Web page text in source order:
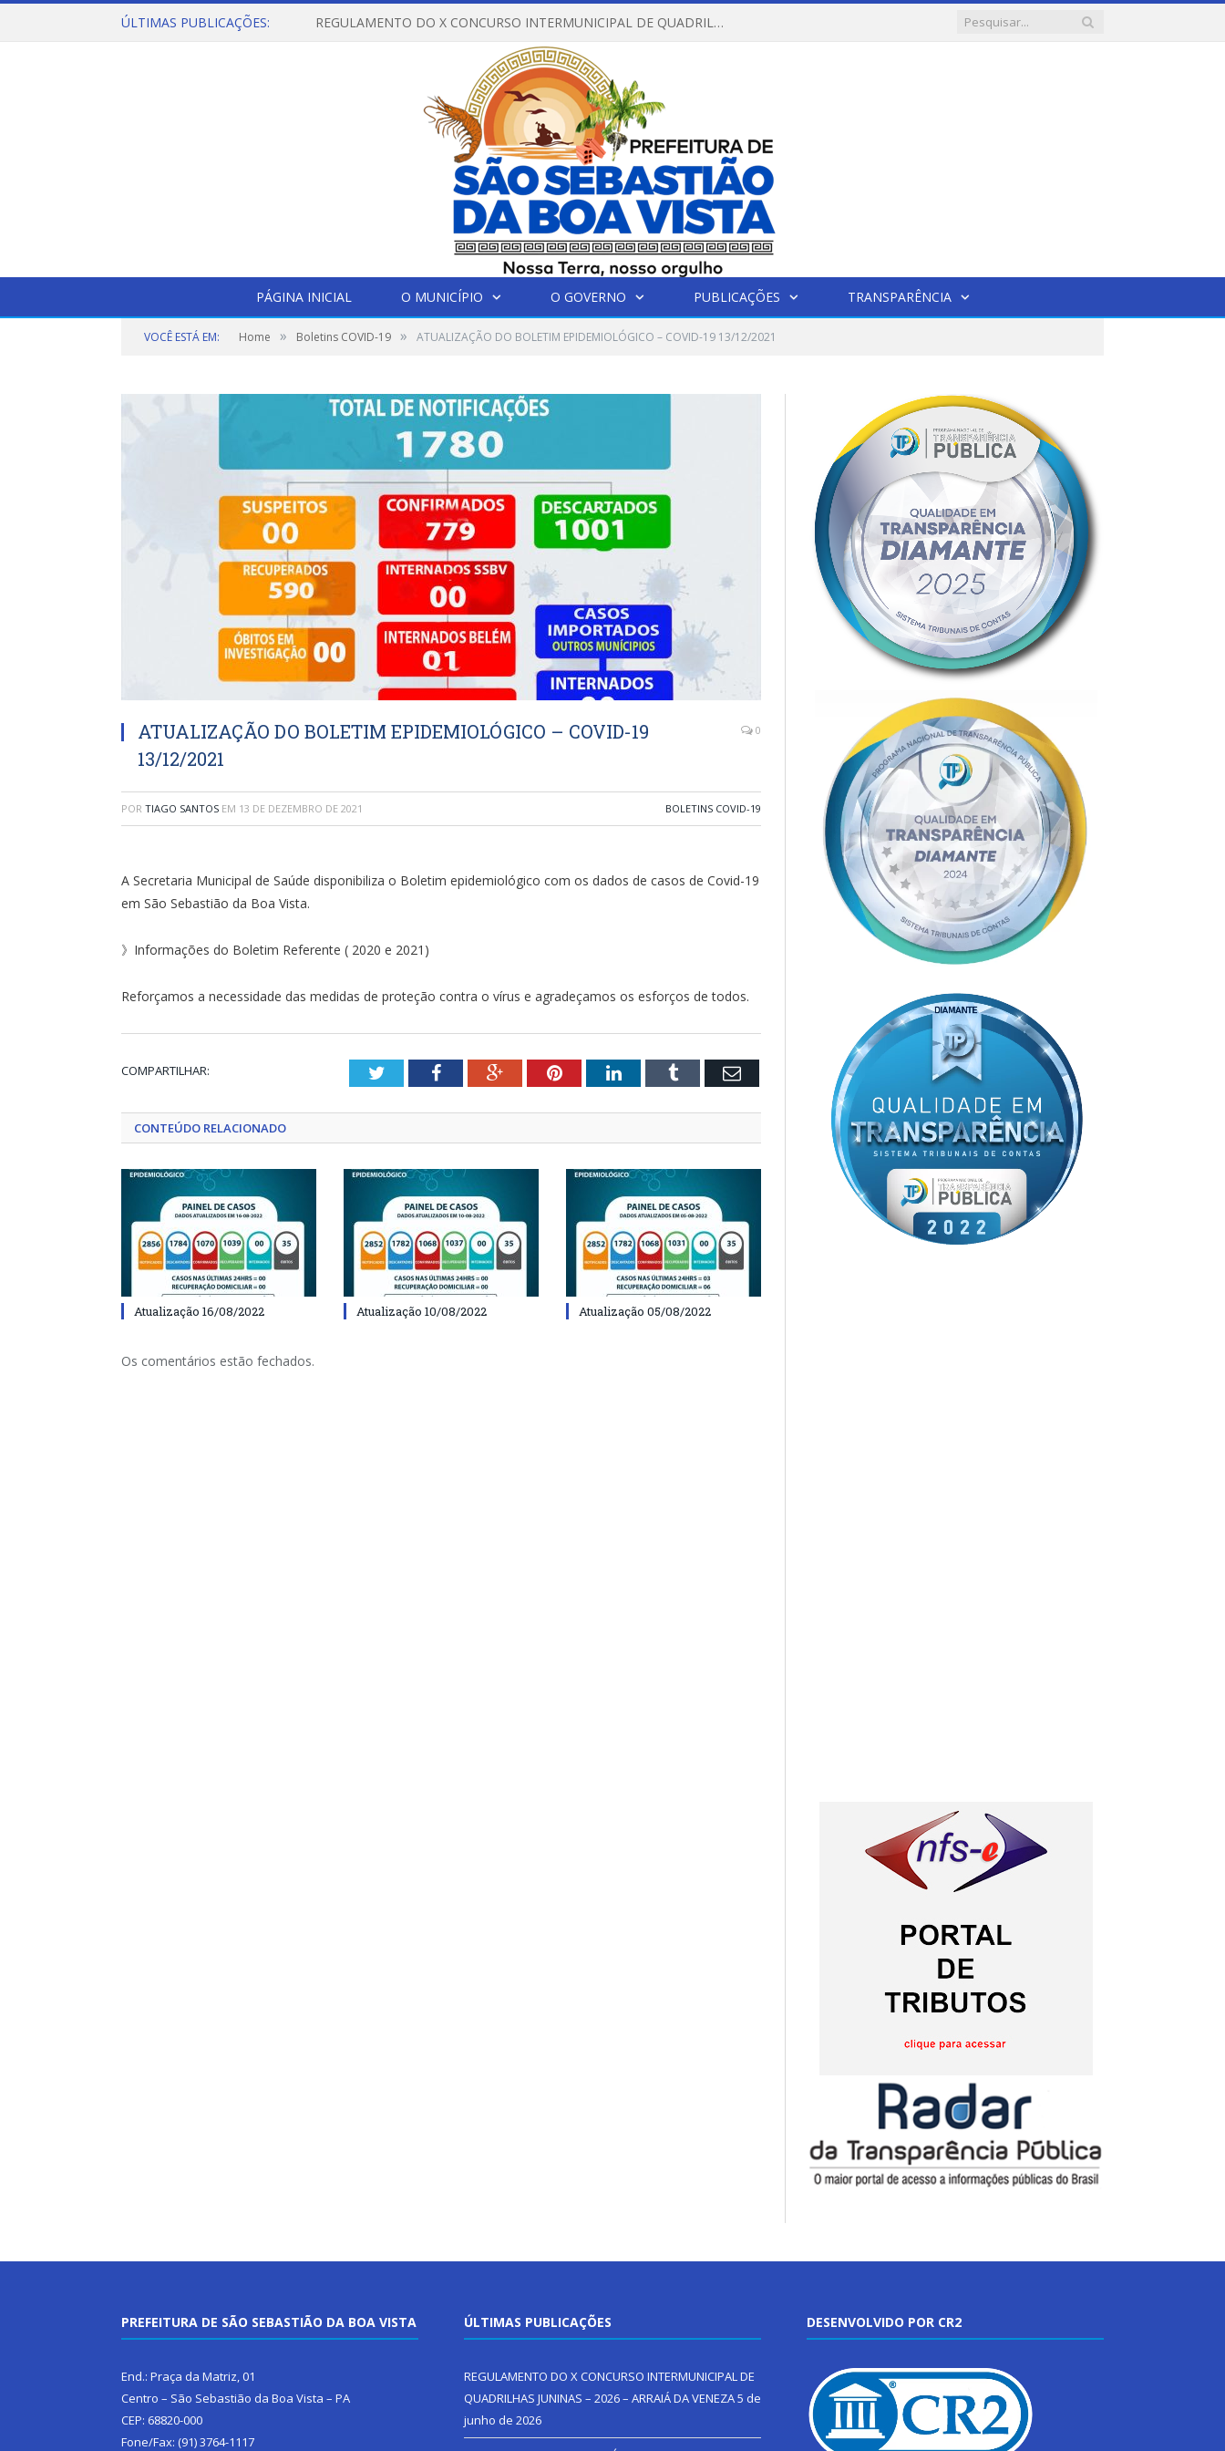
ÚLTIMAS PUBLICAÇÕES: REGULAMENTO DO X CONCURSO INTERMUNICIPAL DE QUADRILHAS JUNINAS – 2026 – ARRAIÁ DA VENEZA
PÁGINA INICIAL O MUNICÍPIO O GOVERNO PUBLICAÇÕES TRANSPARÊNCIA
VOCÊ ESTÁ EM: Home » Boletins COVID-19 » ATUALIZAÇÃO DO BOLETIM EPIDEMIOLÓGICO – COVID-19 13/12/2021
ATUALIZAÇÃO DO BOLETIM EPIDEMIOLÓGICO – COVID-19
13/12/2021
0
POR TIAGO SANTOS EM 13 DE DEZEMBRO DE 2021 BOLETINS COVID-19
A Secretaria Municipal de Saúde disponibiliza o Boletim epidemiológico com os dados de casos de Covid-19
em São Sebastião da Boa Vista.
》Informações do Boletim Referente ( 2020 e 2021)
Reforçamos a necessidade das medidas de proteção contra o vírus e agradeçamos os esforços de todos.
COMPARTILHAR: TwitterFacebookGoogle+PinterestLinkedInTumblr Email
CONTEÚDO RELACIONADO
Atualização 16/08/2022 Atualização 10/08/2022 Atualização 05/08/2022
Os comentários estão fechados.
PREFEITURA DE SÃO SEBASTIÃO DA BOA VISTA
End.: Praça da Matriz, 01
Centro – São Sebastião da Boa Vista – PA
CEP: 68820-000
Fone/Fax: (91) 3764-1117
ÚLTIMAS PUBLICAÇÕES
REGULAMENTO DO X CONCURSO INTERMUNICIPAL DE
QUADRILHAS JUNINAS – 2026 – ARRAIÁ DA VENEZA5 de
junho de 2026
DESENVOLVIDO POR CR2